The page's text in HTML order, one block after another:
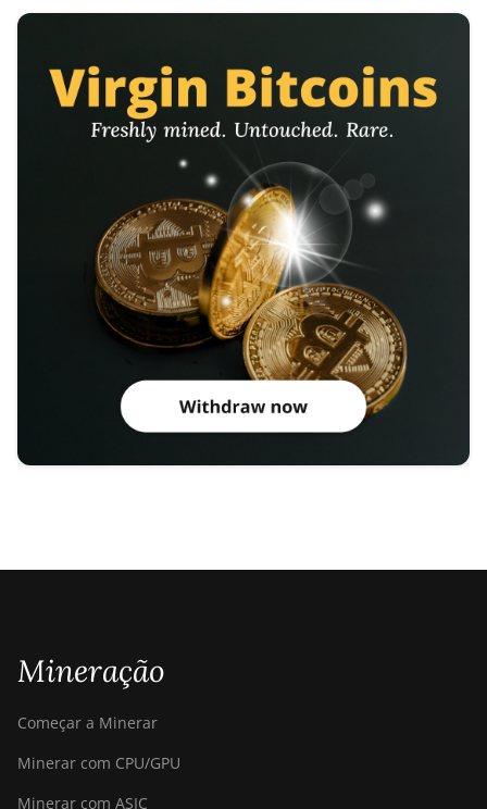
Mineração
Começar a Minerar
Minerar com CPU/GPU
Minerar com ASIC